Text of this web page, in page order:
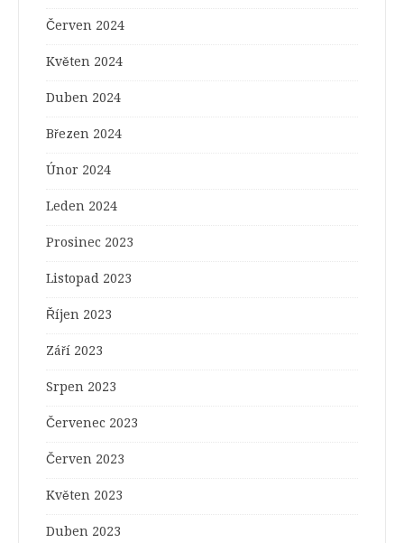
Červen 2024
Květen 2024
Duben 2024
Březen 2024
Únor 2024
Leden 2024
Prosinec 2023
Listopad 2023
Říjen 2023
Září 2023
Srpen 2023
Červenec 2023
Červen 2023
Květen 2023
Duben 2023